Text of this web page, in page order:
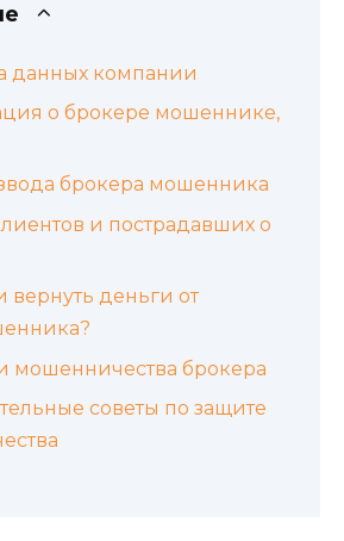
данных компании
о брокере мошеннике,
брокера мошенника
и пострадавших о
деньги от
мошенничества брокера
советы по защите